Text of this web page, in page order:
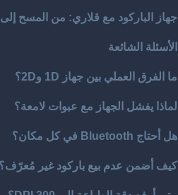
جهاز الباركود مع قلاري: من المسح إلى
الأسئلة الشائعة
ما الفرق العملي بين جهاز 1D و2D؟
لماذا يفشل الجهاز مع عبوات لامعة؟
هل أحتاج Bluetooth في كل مكان؟
كيف أضمن عدم بيع باركود غير مُعرّف؟